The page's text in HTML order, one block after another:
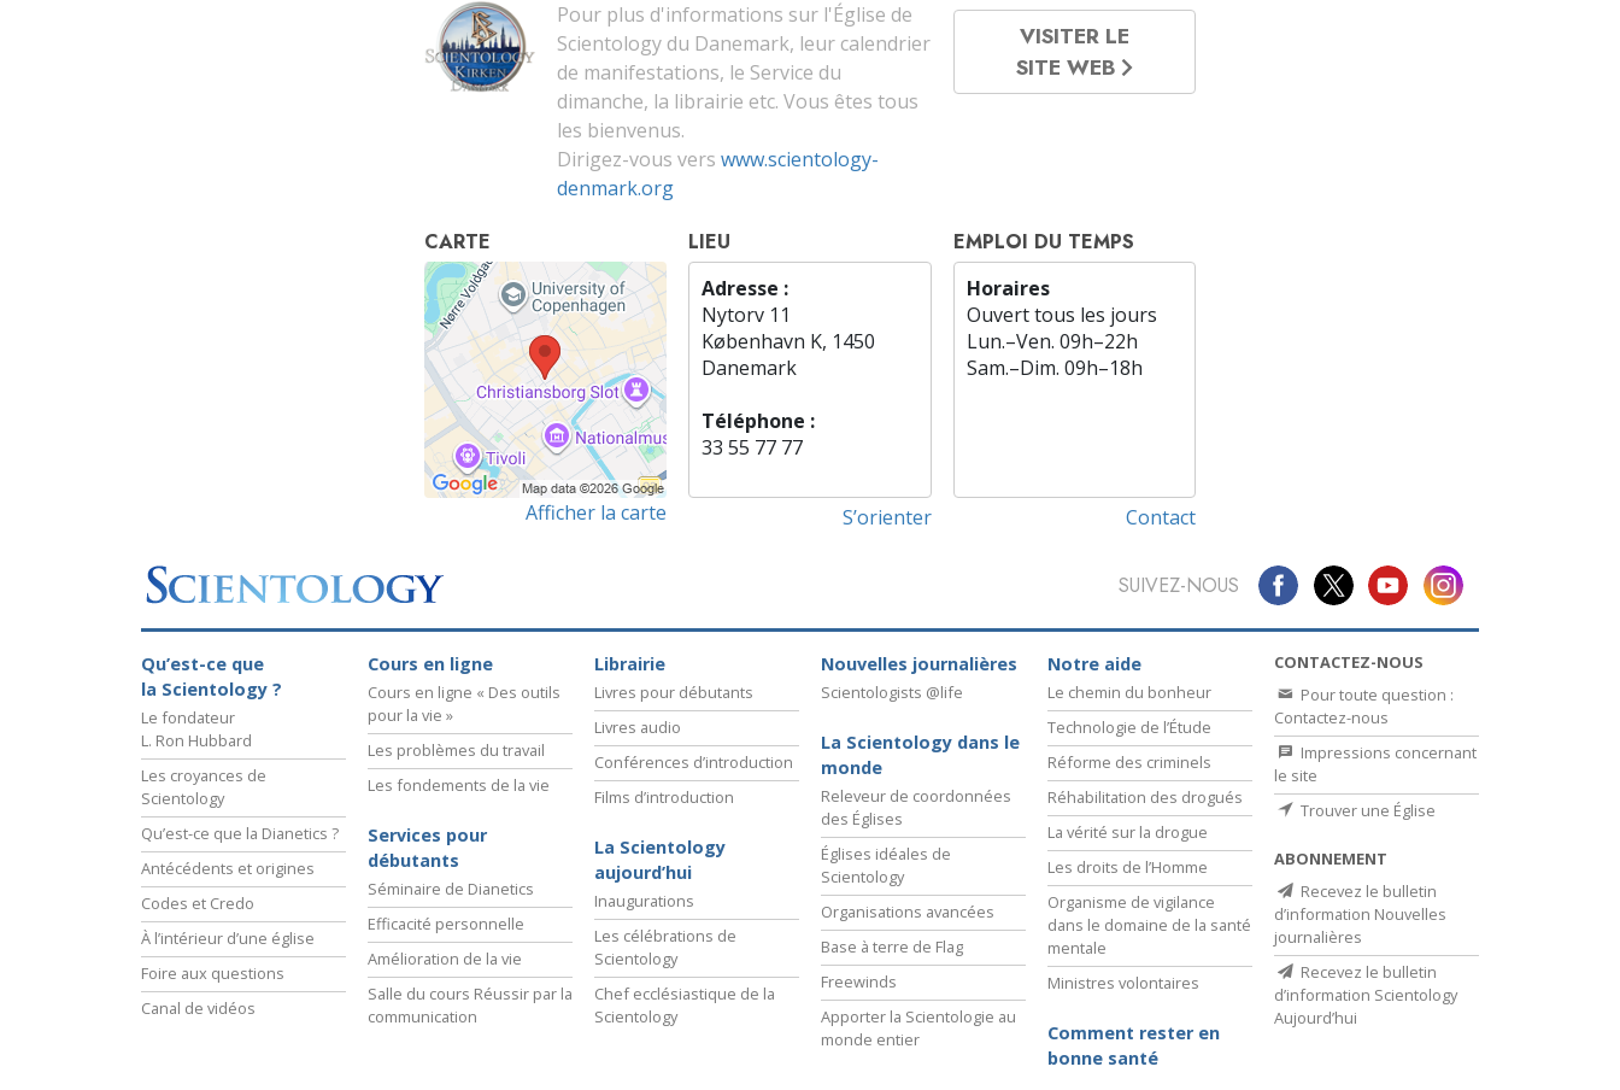
Pour plus d'informations sur l'Église de
Scientology du Danemark, leur calendrier
de manifestations, le Service du
dimanche, la librairie etc. Vous êtes tous
les bienvenus.
Dirigez-vous vers www.scientology-
denmark.org
VISITER LE
SITE WEB
CARTE
Afficher la carte
LIEU
Adresse :
Nytorv 11
København K, 1450
Danemark
Téléphone :
33 55 77 77
S’orienter
EMPLOI DU TEMPS
Horaires
Ouvert tous les jours
Lun.–Ven. 09h–22h
Sam.–Dim. 09h–18h
Contact
SUIVEZ-NOUS
Qu’est-ce que
la Scientology ?
Le fondateur
L. Ron Hubbard
Les croyances de
Scientology
Qu’est-ce que la Dianetics ?
Antécédents et origines
Codes et Credo
À l’intérieur d’une église
Foire aux questions
Canal de vidéos
Cours en ligne
Cours en ligne « Des outils
pour la vie »
Les problèmes du travail
Les fondements de la vie
Services pour
débutants
Séminaire de Dianetics
Efficacité personnelle
Amélioration de la vie
Salle du cours Réussir par la
communication
Librairie
Livres pour débutants
Livres audio
Conférences d’introduction
Films d’introduction
La Scientology
aujourd’hui
Inaugurations
Les célébrations de
Scientology
Chef ecclésiastique de la
Scientology
Nouvelles journalières
Scientologists @life
La Scientology dans le
monde
Releveur de coordonnées
des Églises
Églises idéales de
Scientology
Organisations avancées
Base à terre de Flag
Freewinds
Apporter la Scientologie au
monde entier
Notre aide
Le chemin du bonheur
Technologie de l’Étude
Réforme des criminels
Réhabilitation des drogués
La vérité sur la drogue
Les droits de l’Homme
Organisme de vigilance
dans le domaine de la santé
mentale
Ministres volontaires
Comment rester en
bonne santé
CONTACTEZ-NOUS
Pour toute question :
Contactez-nous
Impressions concernant
le site
Trouver une Église
ABONNEMENT
Recevez le bulletin
d’information Nouvelles
journalières
Recevez le bulletin
d’information Scientology
Aujourd’hui